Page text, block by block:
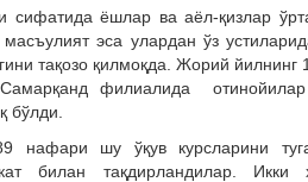
ёшлар ва аёл-қизлар
эса улардан ўз
тақозо қилмоқда. Жорий йилнинг
филиалида отинойилар
бўлди.
нафари шу ўқув курсларини
билан тақдирландилар. Икки